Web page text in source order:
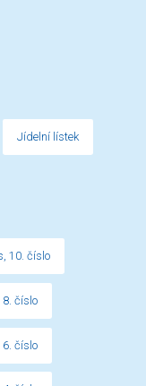
Jídelní lístek
10. číslo
8. číslo
6. číslo